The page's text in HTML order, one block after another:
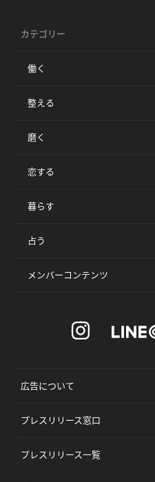
カテゴリー
働く
整える
磨く
恋する
暮らす
占う
メンバーコンテンツ
広告について
プレスリリース窓口
プレスリリース一覧